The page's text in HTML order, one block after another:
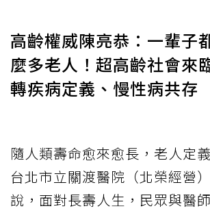
高齡權威陳亮恭：一輩子
麼多老人！超高齡社會來
轉疾病定義、慢性病共存
隨人類壽命愈來愈長，老人定
台北市立關渡醫院（北榮經營
說，面對長壽人生，民眾與醫